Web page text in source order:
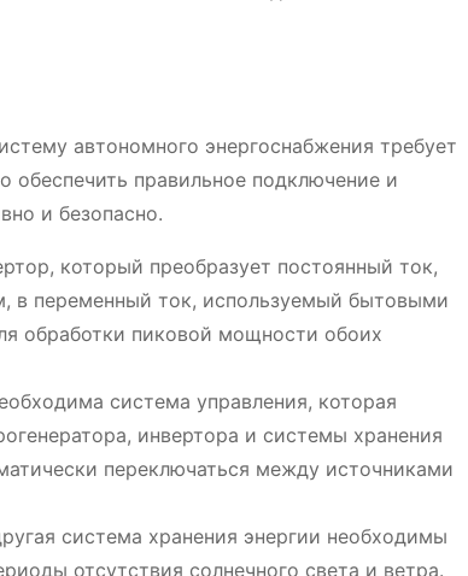
автономного энергоснабжения требует
обеспечить правильное подключение и
и безопасно.
который преобразует постоянный ток,
в переменный ток, используемый бытовыми
обработки пиковой мощности обоих
система управления, которая
инвертора и системы хранения
переключаться между источниками
система хранения энергии необходимы
отсутствия солнечного света и ветра.